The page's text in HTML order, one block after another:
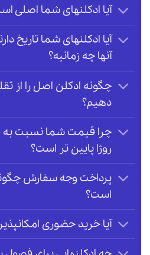
آیا ادکلنهای شما اصلی
آیا ادکلنهای شما تاریخ
آنها چه زمانیه؟
چگونه ادکلن اصل را از
دهیم؟
چرا قیمت شما نسبت به
روژا پایین تر است؟
پرداخت وجه سفارش
است؟
آیا خرید حضوری